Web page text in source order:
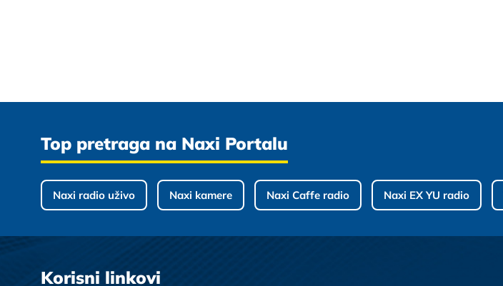
Top pretraga na Naxi Portalu
Naxi radio uživo Naxi kamere Naxi Caffe radio Naxi EX YU radio
Korisni linkovi